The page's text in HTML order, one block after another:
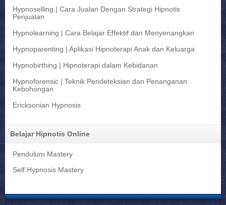
Hypnoselling | Cara Jualan Dengan Strategi Hipnotis
Penjualan
Hypnolearning | Cara Belajar Effektif dan Menyenangkan
Hypnoparenting | Aplikasi Hipnoterapi Anak dan Keluarga
Hypnobirthing | Hipnoterapi dalam Kebidanan
Hypnoforensic | Teknik Pendeteksian dan Penanganan
Kebohongan
Ericksonian Hypnosis
Belajar Hipnotis Online
Pendulum Mastery
Self Hypnosis Mastery